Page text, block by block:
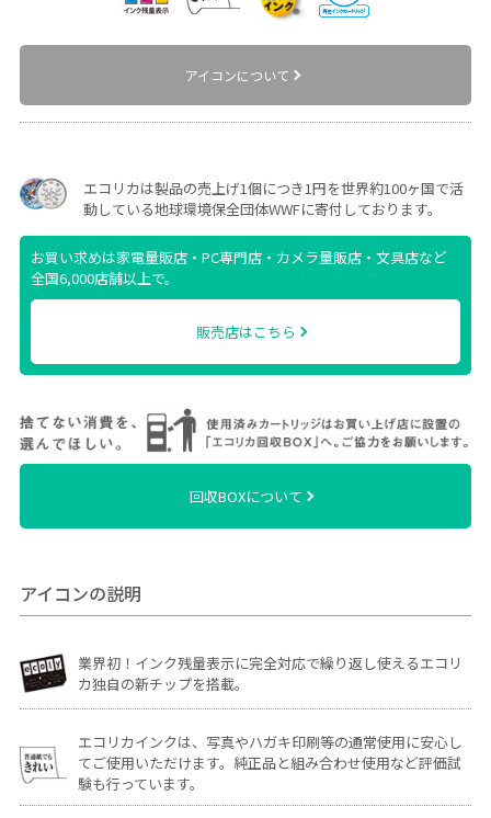
アイコンについて
エコリカは製品の売上げ1個につき1円を世界約100ヶ国で活
動している地球環境保全団体WWFに寄付しております。
お買い求めは家電量販店・PC専門店・カメラ量販店・文具店など
全国6,000店舗以上で。
販売店はこちら
回収BOXについて
アイコンの説明
業界初！インク残量表示に完全対応で繰り返し使えるエコリ
カ独自の新チップを搭載。
エコリカインクは、写真やハガキ印刷等の通常使用に安心し
てご使用いただけます。純正品と組み合わせ使用など評価試
験も行っています。